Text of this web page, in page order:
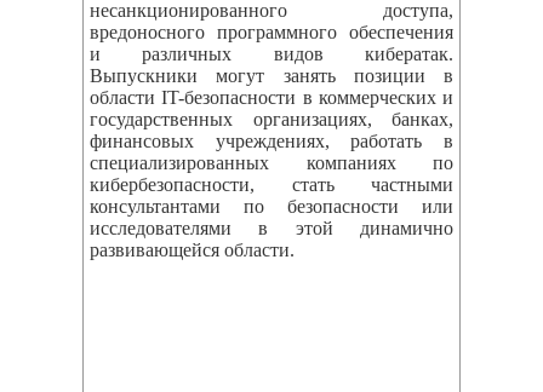
несанкционированного доступа,
вредоносного программного обеспечения
и различных видов кибератак.
Выпускники могут занять позиции в
области IT-безопасности в коммерческих и
государственных организациях, банках,
финансовых учреждениях, работать в
специализированных компаниях по
кибербезопасности, стать частными
консультантами по безопасности или
исследователями в этой динамично
развивающейся области.